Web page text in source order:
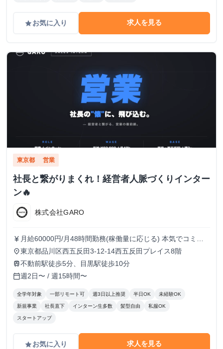
gradeお気に入り 求人を見る
東京都 営業
社長と繋がりまくれ！経営者人脈づくりインター
ン🔥
株式会社GARO
currency_yen 月給60000円/月48時間勤務(稼働量に応じる) 本気でコミッ
トすれば、学生でも圧倒的な実績と報酬を得られる環境で
す！
place東京都品川区西五反田3-12-14西五反田プレイス8階
train不動前駅徒歩5分、目黒駅徒歩10分
calendar_today週2日〜 / 週15時間〜
全学年対象 一部リモート可 週3日以上推奨 半日OK 未経験OK
新規事業 社長直下 インターン生多数 髪型自由 私服OK
スタートアップ
gradeお気に入り 求人を見る